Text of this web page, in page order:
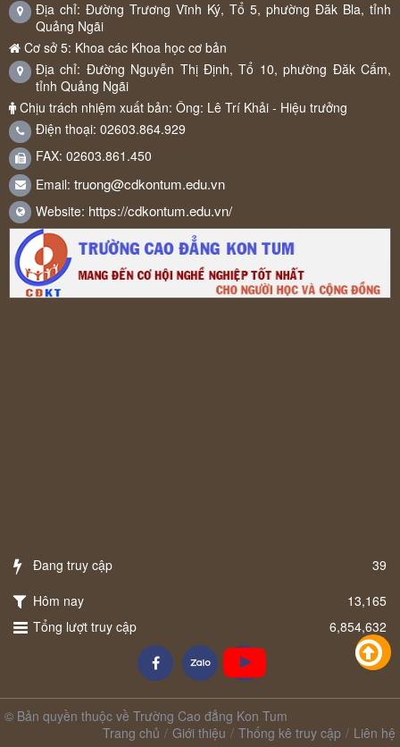
Địa chỉ: Đường Trương Vĩnh Ký, Tổ 5, phường Đăk Bla, tỉnh
Quảng Ngãi
Cơ sở 5: Khoa các Khoa học cơ bản
Địa chỉ: Đường Nguyễn Thị Định, Tổ 10, phường Đăk Cấm,
tỉnh Quảng Ngãi
Chịu trách nhiệm xuất bản: Ông: Lê Trí Khải - Hiệu trưởng
Điện thoại: 02603.864.929
FAX: 02603.861.450
Email: truong@cdkontum.edu.vn
Website: https://cdkontum.edu.vn/
Đang truy cập
39
Hôm nay
13,165
Tổng lượt truy cập
6,854,632
© Bản quyền thuộc về Trường Cao đẳng Kon Tum
Trang chủ
Giới thiệu Thống kê truy cập Liên hệ